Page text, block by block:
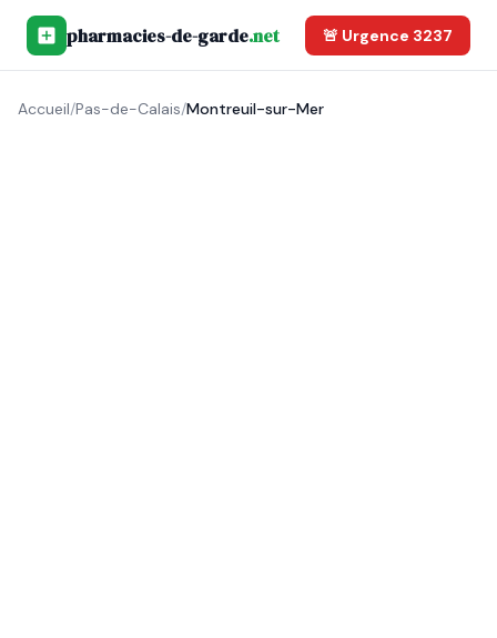
pharmacies-de-garde.net 🚨 Urgence 3237
Accueil/Pas-de-Calais/Montreuil-sur-Mer